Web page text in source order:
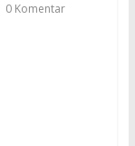
0 Komentar